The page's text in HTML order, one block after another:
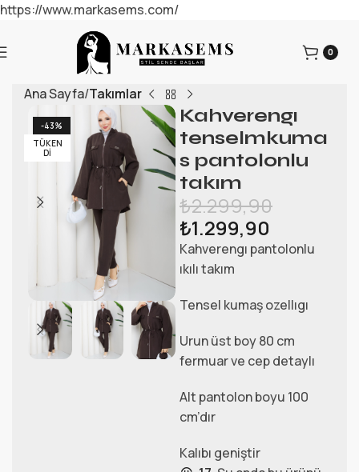
https://www.markasems.com/
0
Ana Sayfa Takımlar
-43%
TÜKEN
DI
Kahverengı
tenselmkuma
s pantolonlu
takım
₺2.299,90
₺1.299,90
Kahverengı pantolonlu
ıkılı takım
Tensel kumaş ozellıgı
Urun üst boy 80 cm
fermuar ve cep detaylı
Alt pantolon boyu 100
cm’dır
Kalıbı geniştir